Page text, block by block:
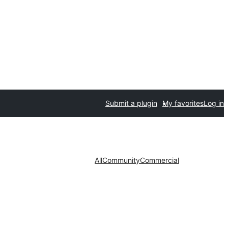
Submit a plugin My favoritesLog in
AllCommunityCommercial